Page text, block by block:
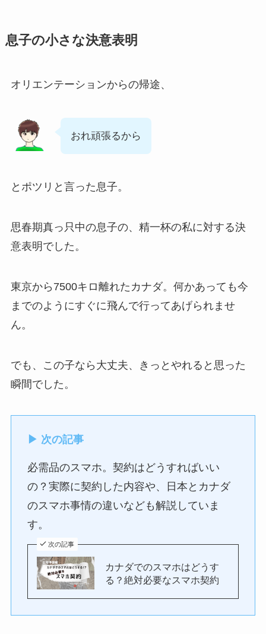
息子の小さな決意表明
オリエンテーションからの帰途、
おれ頑張るから
とポツリと言った息子。
思春期真っ只中の息子の、精一杯の私に対する決
意表明でした。
東京から7500キロ離れたカナダ。何かあっても今
までのようにすぐに飛んで行ってあげられませ
ん。
でも、この子なら大丈夫、きっとやれると思った
瞬間でした。
▶ 次の記事
必需品のスマホ。契約はどうすればいい
の？実際に契約した内容や、日本とカナダ
のスマホ事情の違いなども解説していま
す。
次の記事
カナダでのスマホはどうす
る？絶対必要なスマホ契約